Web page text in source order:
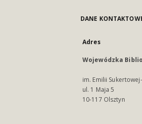
DANE
Adres
Wojewódzka
im. Emilii
ul. 1 Maja 5
10-117 Olsztyn